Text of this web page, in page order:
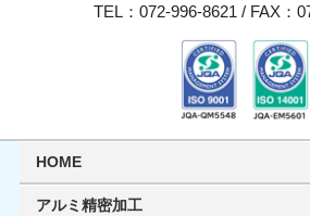
TEL：072-996-8621 / FAX：
HOME
アルミ精密加工